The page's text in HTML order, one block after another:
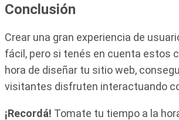
Conclusión
Crear una gran experiencia de
fácil, pero si tenés en cuenta estos
hora de diseñar tu sitio web,
visitantes disfruten interactuando
¡Recordá! Tomate tu tiempo a la